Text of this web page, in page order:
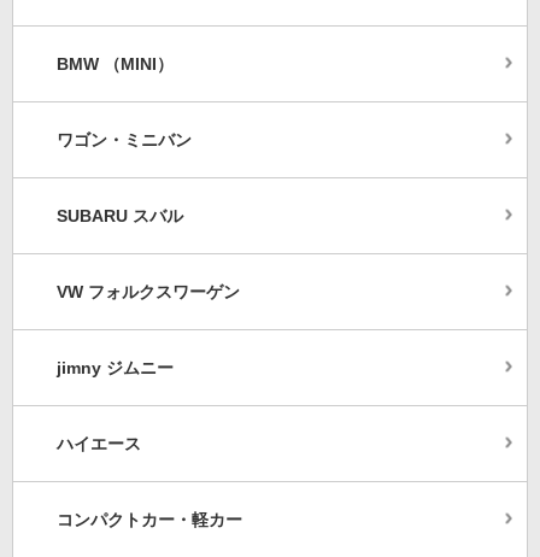
BMW （MINI）
ワゴン・ミニバン
SUBARU スバル
VW フォルクスワーゲン
jimny ジムニー
ハイエース
コンパクトカー・軽カー